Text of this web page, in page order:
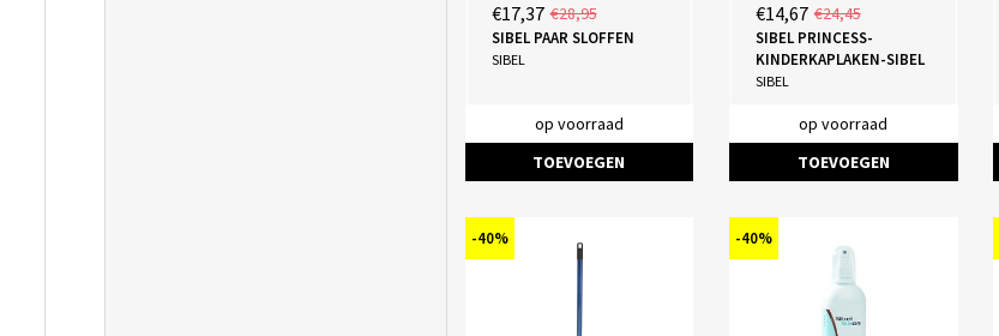
€17,37 €28,95
SIBEL PAAR SLOFFEN
SIBEL
op voorraad
TOEVOEGEN
€14,67 €24,45
SIBEL PRINCESS-
KINDERKAPLAKEN-SIBEL
SIBEL
op voorraad
TOEVOEGEN
-40% -40%